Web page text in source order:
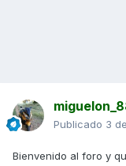
Publicado 3
Bienvenido al foro y